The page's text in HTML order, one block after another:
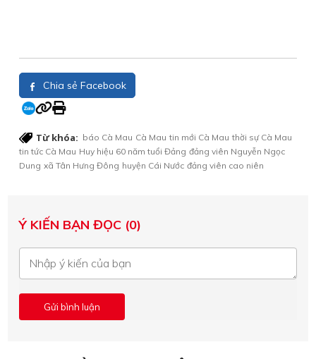
Chia sẻ Facebook
Từ khóa: báo Cà Mau Cà Mau tin mới Cà Mau thời sự Cà Mau
tin tức Cà Mau Huy hiệu 60 năm tuổi Đảng đảng viên Nguyễn Ngọc
Dung xã Tân Hưng Đông huyện Cái Nước đảng viên cao niên
Ý KIẾN BẠN ĐỌC (0)